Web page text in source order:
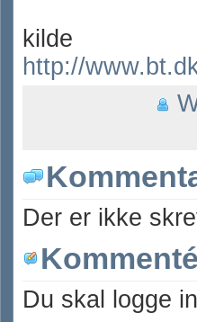
kilde
http://
Der er ikke
Du skal logge